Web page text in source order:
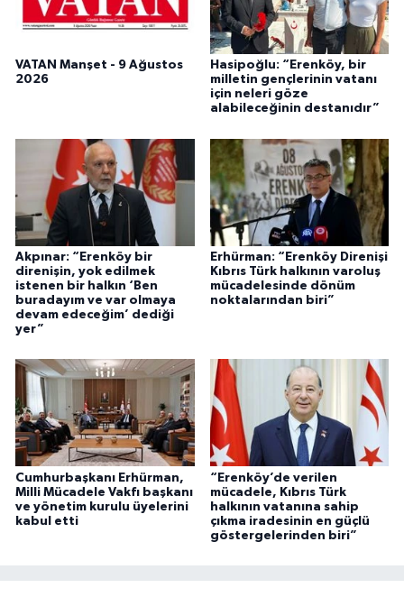
VATAN Manşet - 9 Ağustos
2026
Hasipoğlu: “Erenköy, bir
milletin gençlerinin vatanı
için neleri göze
alabileceğinin destanıdır”
Akpınar: “Erenköy bir
direnişin, yok edilmek
istenen bir halkın ‘Ben
buradayım ve var olmaya
devam edeceğim’ dediği
yer”
Erhürman: “Erenköy Direnişi
Kıbrıs Türk halkının varoluş
mücadelesinde dönüm
noktalarından biri”
Cumhurbaşkanı Erhürman,
Milli Mücadele Vakfı başkanı
ve yönetim kurulu üyelerini
kabul etti
“Erenköy’de verilen
mücadele, Kıbrıs Türk
halkının vatanına sahip
çıkma iradesinin en güçlü
göstergelerinden biri”